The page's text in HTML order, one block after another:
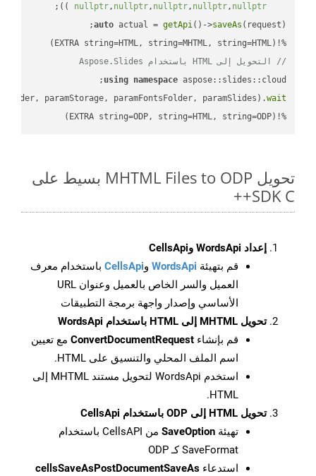
nullptr, nullptr, nullptr, nullptr, nullptr
))
;
auto actual = getApi()->saveAs
%!(EXTRA string=HTML, string=MHTML, string=HTML)
// التحويل إلى HTML باستخدام Aspose.Slides
using namespace
paramStorage, paramFontsFolder, paramSlides).wait
%!(EXTRA string=ODP, string=HTML, string=ODP)
تحويل MHTML Files to ODP بسيط على
SDK C++
إعداد WordsApi وCellsApi
قم بتهيئة WordsApi وCellsApi باستخدام معرف
العميل والسر الخاص بالعميل وعنوان URL
الأساسي وإصدار واجهة برمجة التطبيقات
تحويل MHTML إلى HTML باستخدام WordsApi
قم بإنشاء ConvertDocumentRequest مع تعيين
اسم الملف المحلي والتنسيق على HTML.
استخدم WordsApi لتحويل مستند MHTML إلى
HTML.
تحويل HTML إلى ODP باستخدام CellsApi
تهيئة SaveOption
من CellsAPI باستخدام
SaveFormat كـ ODP
استدعاء cellsSaveAsPostDocumentSaveAs